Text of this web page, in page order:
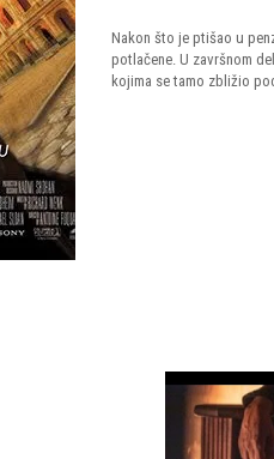
Nakon što je ptišao u
potlačene. U završnom
kojima se tamo zbližio